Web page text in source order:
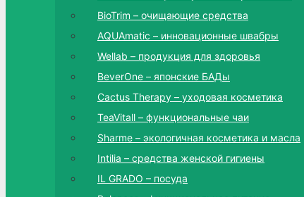
BioTrim – очищающие средства
AQUAmatic – инновационные швабры
Wellab – продукция для здоровья
BeverOne – японские БАДы
Cactus Therapy – уходовая косметика
TeaVitall – функциональные чаи
Sharme – экологичная косметика и масла
Intilia – средства женской гигиены
IL GRADO – посуда